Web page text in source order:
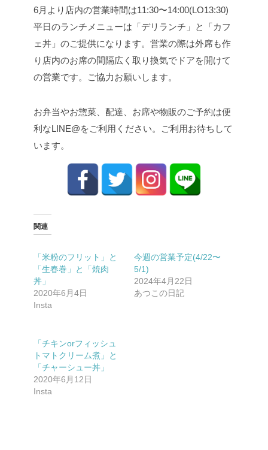
6月より店内の営業時間は11:30〜14:00(LO13:30)
平日のランチメニューは「デリランチ」と「カフ
ェ丼」のご提供になります。営業の際は外席も作
り店内のお席の間隔広く取り換気でドアを開けて
の営業です。ご協力お願いします。
お弁当やお惣菜、配達、お席や物販のご予約は便
利なLINE@をご利用ください。ご利用お待ちして
います。
関連
「米粉のフリット」と
「生春巻」と「焼肉
丼」
2020年6月4日
Insta
今週の営業予定(4/22〜
5/1)
2024年4月22日
あつこの日記
「チキンorフィッシュ
トマトクリーム煮」と
「チャーシュー丼」
2020年6月12日
Insta